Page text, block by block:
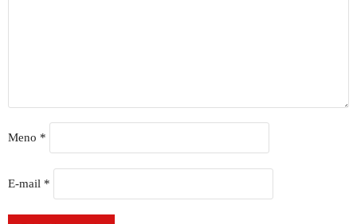
Meno *
E-mail *